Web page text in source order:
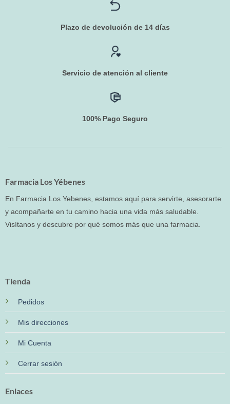
Plazo de devolución de 14 días
Servicio de atención al cliente
100% Pago Seguro
Farmacia Los Yébenes
En Farmacia Los Yebenes, estamos aquí para servirte, asesorarte
y acompañarte en tu camino hacia una vida más saludable.
Visítanos y descubre por qué somos más que una farmacia.
Tienda
Pedidos
Mis direcciones
Mi Cuenta
Cerrar sesión
Enlaces